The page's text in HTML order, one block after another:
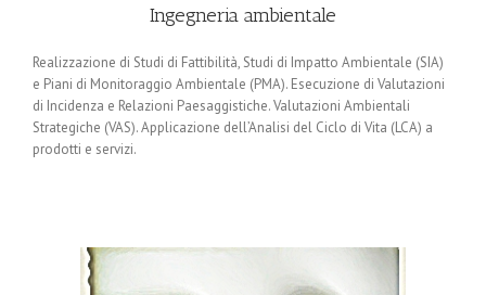
Ingegneria ambientale
Realizzazione di Studi di Fattibilità, Studi di Impatto Ambientale (SIA)
e Piani di Monitoraggio Ambientale (PMA). Esecuzione di Valutazioni
di Incidenza e Relazioni Paesaggistiche. Valutazioni Ambientali
Strategiche (VAS). Applicazione dell’Analisi del Ciclo di Vita (LCA) a
prodotti e servizi.